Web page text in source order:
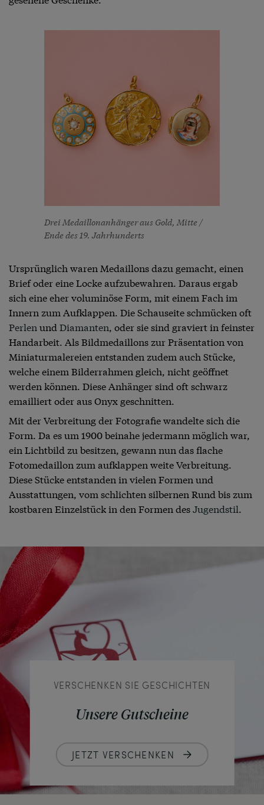
Drei Medaillonanhänger aus Gold, Mitte /
Ende des 19. Jahrhunderts
Ursprünglich waren Medaillons dazu gemacht, einen
Brief oder eine Locke aufzubewahren. Daraus ergab
sich eine eher voluminöse Form, mit einem Fach im
Innern zum Aufklappen. Die Schauseite schmücken oft
Perlen und Diamanten, oder sie sind graviert in feinster
Handarbeit. Als Bildmedaillons zur Präsentation von
Miniaturmalereien entstanden zudem auch Stücke,
welche einem Bilderrahmen gleich, nicht geöffnet
werden können. Diese Anhänger sind oft schwarz
emailliert oder aus Onyx geschnitten.
Mit der Verbreitung der Fotografie wandelte sich die
Form. Da es um 1900 beinahe jedermann möglich war,
ein Lichtbild zu besitzen, gewann nun das flache
Fotomedaillon zum aufklappen weite Verbreitung.
Diese Stücke entstanden in vielen Formen und
Ausstattungen, vom schlichten silbernen Rund bis zum
kostbaren Einzelstück in den Formen desJugendstil.
VERSCHENKEN SIE GESCHICHTEN
Unsere Gutscheine
JETZT VERSCHENKEN